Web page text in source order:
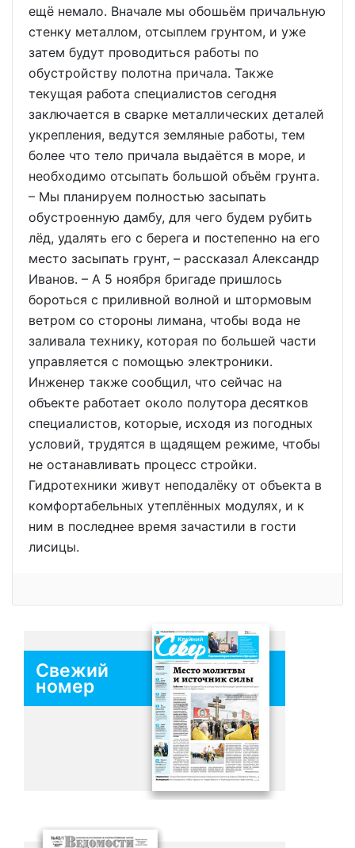
ещё немало. Вначале мы обошьём причальную
стенку металлом, отсыплем грунтом, и уже
затем будут проводиться работы по
обустройству полотна причала. Также
текущая работа специалистов сегодня
заключается в сварке металлических деталей
укрепления, ведутся земляные работы, тем
более что тело причала выдаётся в море, и
необходимо отсыпать большой объём грунта.
– Мы планируем полностью засыпать
обустроенную дамбу, для чего будем рубить
лёд, удалять его с берега и постепенно на его
место засыпать грунт, – рассказал Александр
Иванов. – А 5 ноября бригаде пришлось
бороться с приливной волной и штормовым
ветром со стороны лимана, чтобы вода не
заливала технику, которая по большей части
управляется с помощью электроники.
Инженер также сообщил, что сейчас на
объекте работает около полутора десятков
специалистов, которые, исходя из погодных
условий, трудятся в щадящем режиме, чтобы
не останавливать процесс стройки.
Гидротехники живут неподалёку от объекта в
комфортабельных утеплённых модулях, и к
ним в последнее время зачастили в гости
лисицы.
Свежий
номер